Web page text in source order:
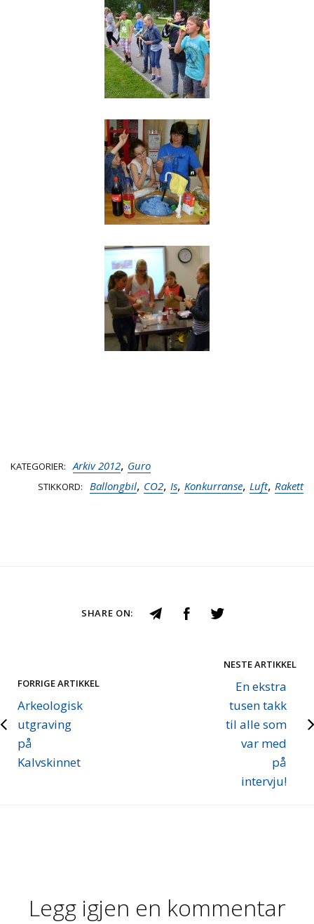
KATEGORIER Arkiv 2012, Guro
STIKKORD Ballongbil, CO2, Is, Konkurranse, Luft, Rakett
SHARE ON:
FORRIGE ARTIKKEL
Arkeologisk
utgraving
på
Kalvskinnet
NESTE ARTIKKEL
En ekstra
tusen takk
til alle som
var med
på
intervju!
Legg igjen en kommentar